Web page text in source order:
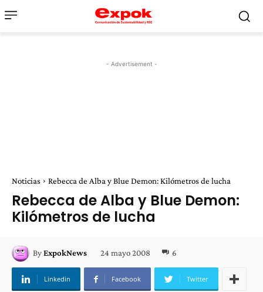
- Advertisement -
Noticias Rebecca de Alba y Blue Demon: Kilómetros de lucha
Rebecca de Alba y Blue Demon:
Kilómetros de lucha
ByExpokNews 24 mayo 2008 6
Linkedin Facebook Twitter